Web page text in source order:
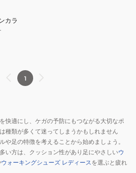
カラ
1
快適にし、ケガの予防にもつながる大切なポ
種類が多くて迷ってしまうかもしれません
や足の特徴を考えることから始めましょう。
い方は、クッション性があり足にやさしいウ
ウォーキングシューズ レディースを選ぶと疲れ